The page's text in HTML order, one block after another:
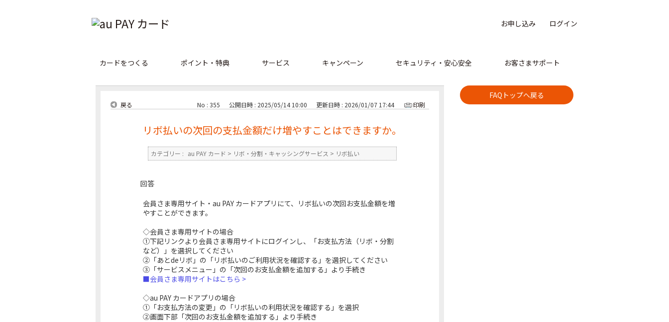
お申し込み ログイン
カードをつくる ポイント・特典 サービス キャンペーン セキュリティ・安心安全 お客さまサポート
FAQトップへ戻る
戻る No : 355 公開日時 : 2025/05/14 10:00 更新日時 : 2026/01/07 17:44 印刷
リボ払いの次回の支払金額だけ増やすことはできますか。
カテゴリー : au PAY カード > リボ・分割・キャッシングサービス > リボ払い
回答
会員さま専用サイト・au PAY カードアプリにて、リボ払いの次回お支払金額を増
やすことができます。
◇会員さま専用サイトの場合
①下記リンクより会員さま専用サイトにログインし、「お支払方法（リボ・分割
など）」を選択してください
②「あとdeリボ」の「リボ払いのご利用状況を確認する」を選択してください
③「サービスメニュー」の「次回のお支払金額を追加する」より手続き
■会員さま専用サイトはこちら >
◇au PAY カードアプリの場合
①「お支払方法の変更」の「リボ払いの利用状況を確認する」を選択
②画面下部「次回のお支払金額を追加する」より手続き